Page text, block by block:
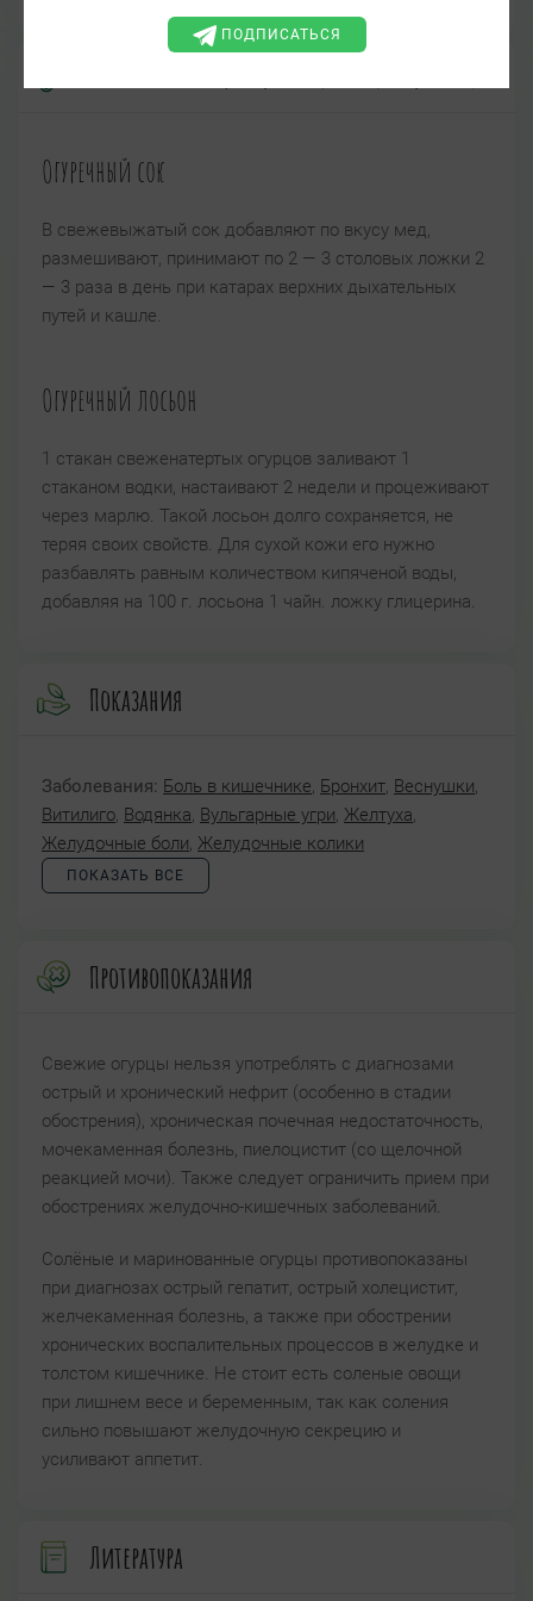
Огуречный сок
В свежевыжатый сок добавляют по вкусу мед,
размешивают, принимают по 2 — 3 столовых ложки 2
— 3 раза в день при катарах верхних дыхательных
путей и кашле.
Огуречный лосьон
1 стакан свеженатертых огурцов заливают 1
стаканом водки, настаивают 2 недели и процеживают
через марлю. Такой лосьон долго сохраняется, не
теряя своих свойств. Для сухой кожи его нужно
разбавлять равным количеством кипяченой воды,
добавляя на 100 г. лосьона 1 чайн. ложку глицерина.
Показания
Заболевания: Боль в кишечнике, Бронхит, Веснушки,
Витилиго, Водянка, Вульгарные угри, Желтуха,
Желудочные боли, Желудочные колики
ПОКАЗАТЬ ВСЕ
Противопоказания
Свежие огурцы нельзя употреблять с диагнозами
острый и хронический нефрит (особенно в стадии
обострения), хроническая почечная недостаточность,
мочекаменная болезнь, пиелоцистит (со щелочной
реакцией мочи). Также следует ограничить прием при
обострениях желудочно-кишечных заболеваний.
Солёные и маринованные огурцы противопоказаны
при диагнозах острый гепатит, острый холецистит,
желчекаменная болезнь, а также при обострении
хронических воспалительных процессов в желудке и
толстом кишечнике. Не стоит есть соленые овощи
при лишнем весе и беременным, так как соления
сильно повышают желудочную секрецию и
усиливают аппетит.
Литература
ПОДПИСАТЬСЯ